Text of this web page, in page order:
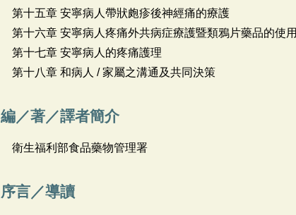
第十五章 安寧病人帶狀皰疹後神經痛的療護
第十六章 安寧病人疼痛外共病症療護暨類鴉片藥品的使用
第十七章 安寧病人的疼痛護理
第十八章 和病人 / 家屬之溝通及共同決策
編／著／譯者簡介
衛生福利部食品藥物管理署
序言／導讀